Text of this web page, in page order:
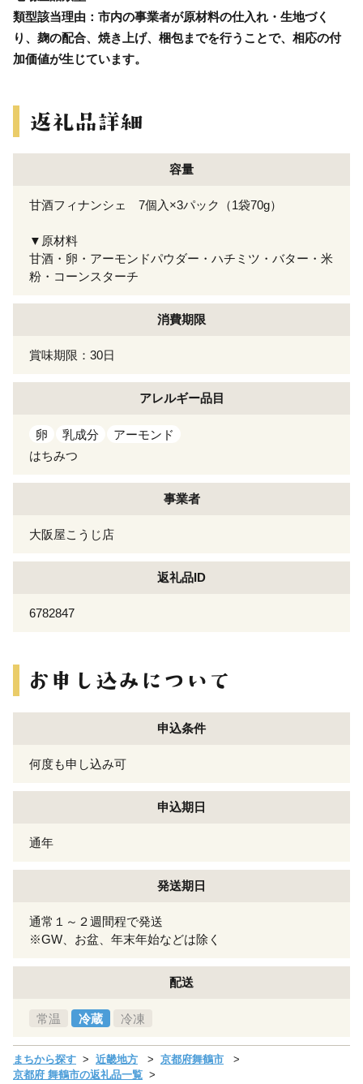
類型該当理由：市内の事業者が原材料の仕入れ・生地づく
り、麹の配合、焼き上げ、梱包までを行うことで、相応の付
加価値が生じています。
容量
甘酒フィナンシェ 7個入×3パック（1袋70g）
▼原材料
甘酒・卵・アーモンドパウダー・ハチミツ・バター・米
粉・コーンスターチ
消費期限
賞味期限：30日
アレルギー品目
卵 乳成分
アーモンド
はちみつ
事業者
大阪屋こうじ店
返礼品ID
6782847
申込条件
何度も申し込み可
申込期日
通年
発送期日
通常１～２週間程で発送
※GW、お盆、年末年始などは除く
配送
常温 冷蔵 冷凍
まちから探す 近畿地方
京都府舞鶴市
京都府 舞鶴市の返礼品一覧